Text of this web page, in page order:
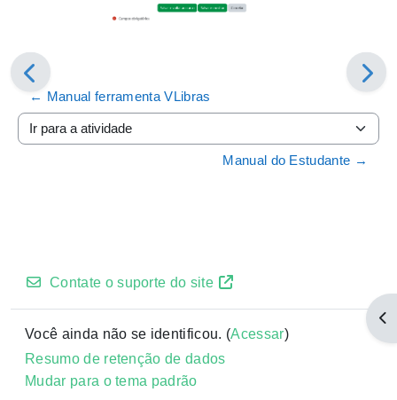
← Manual ferramenta VLibras
Ir para a atividade
Manual do Estudante →
Contate o suporte do site
Você ainda não se identificou. (Acessar)
Resumo de retenção de dados
Mudar para o tema padrão